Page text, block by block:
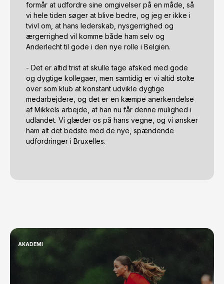
formår at udfordre sine omgivelser på en måde, så
vi hele tiden søger at blive bedre, og jeg er ikke i
tvivl om, at hans lederskab, nysgerrighed og
ærgerrighed vil komme både ham selv og
Anderlecht til gode i den nye rolle i Belgien.
- Det er altid trist at skulle tage afsked med gode
og dygtige kollegaer, men samtidig er vi altid stolte
over som klub at konstant udvikle dygtige
medarbejdere, og det er en kæmpe anerkendelse
af Mikkels arbejde, at han nu får denne mulighed i
udlandet. Vi glæder os på hans vegne, og vi ønsker
ham alt det bedste med de nye, spændende
udfordringer i Bruxelles.
AKADEMI